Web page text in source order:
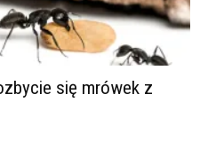
się mrówek z